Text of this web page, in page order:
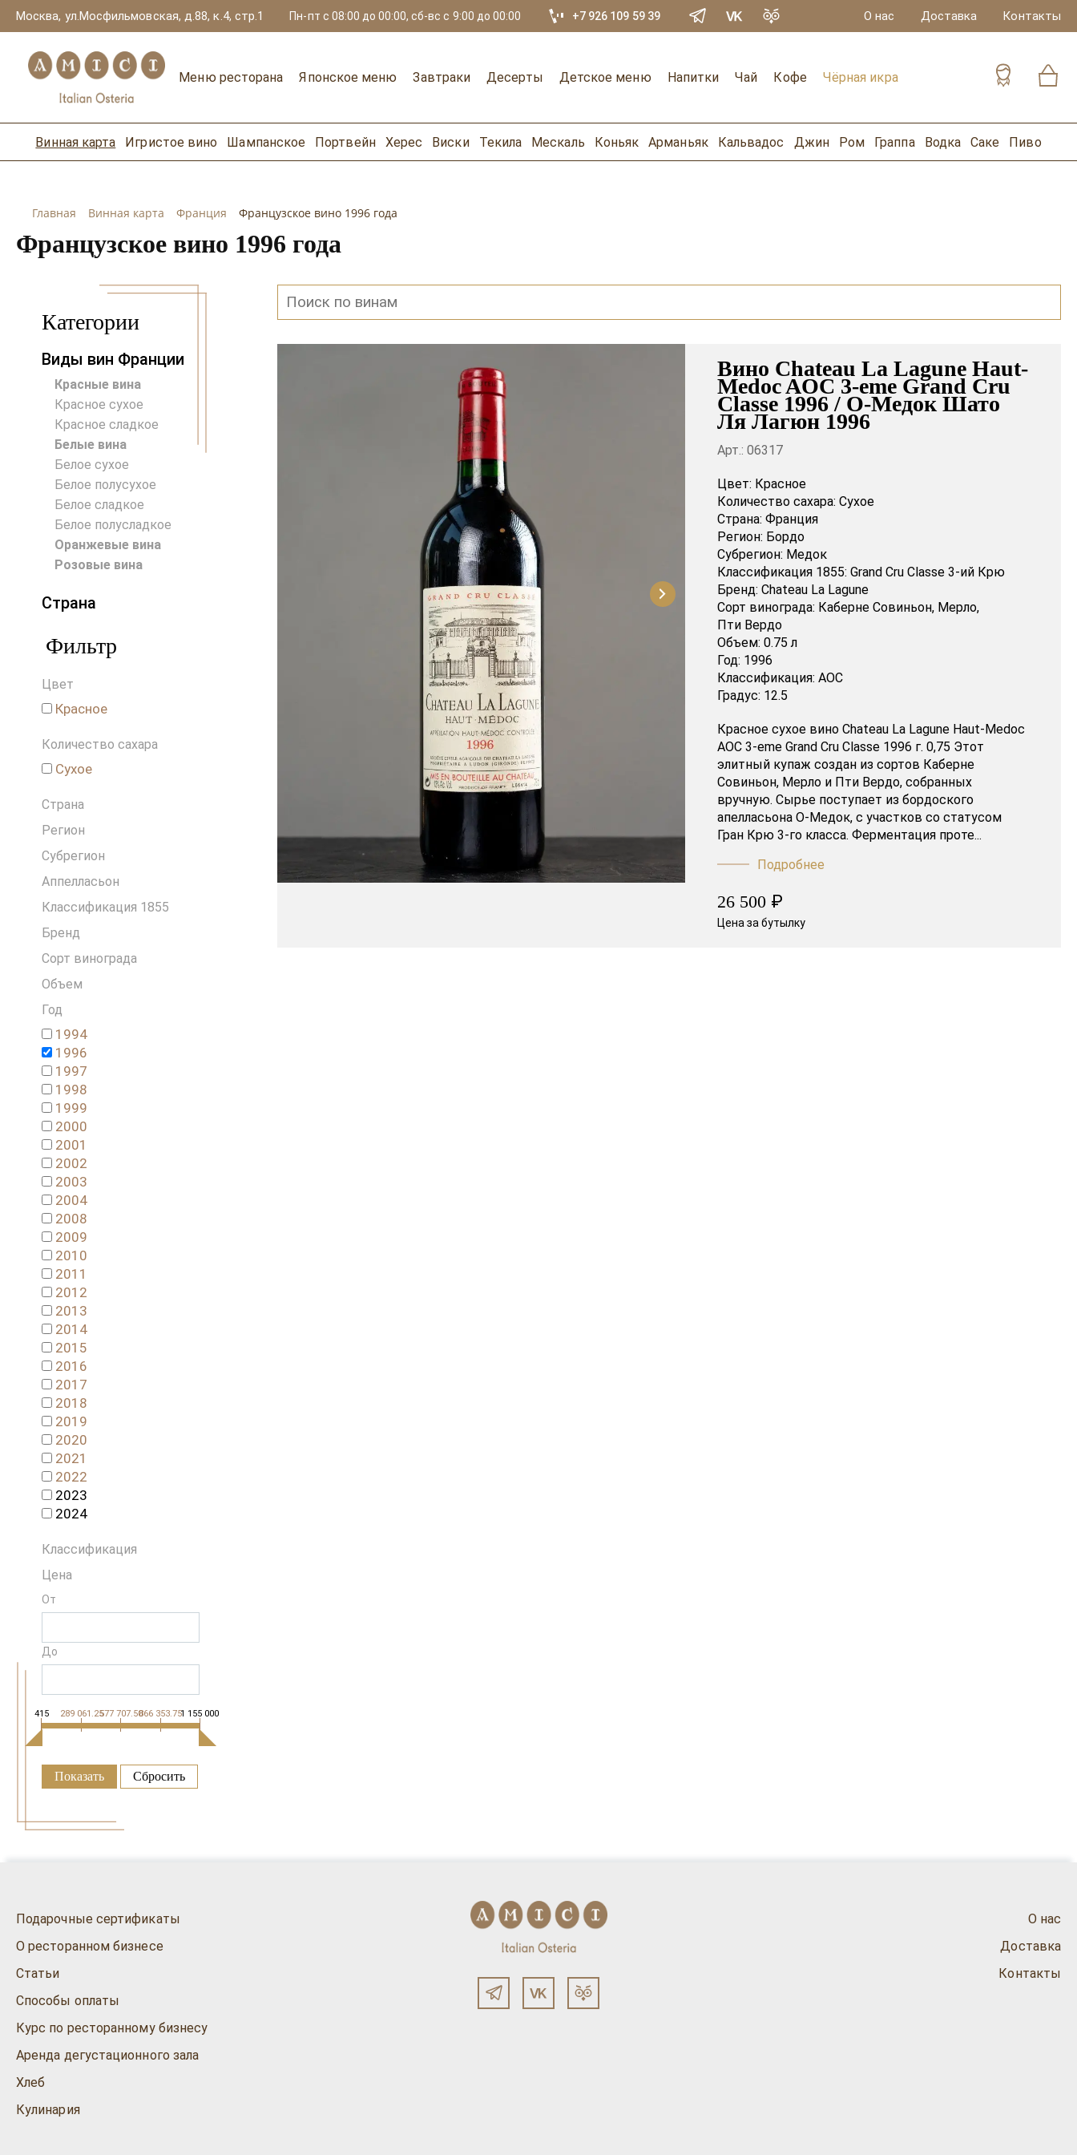
Москва, ул.Мосфильмовская, д.88, к.4, стр.1 Пн-пт с 08:00 до 00:00, сб-вс с 9:00 до 00:00 +7 926 109 59 39 О нас Доставка Контакты
Меню ресторана Японское меню Завтраки Десерты Детское меню Напитки Чай Кофе Чёрная икра
Винная карта Игристое вино Шампанское Портвейн Херес Виски Текила Мескаль Коньяк Арманьяк Кальвадос Джин Ром Граппа Водка Саке Пиво
Главная Винная карта Франция Французское вино 1996 года
Французское вино 1996 года
Категории
Виды вин Франции
Красные вина
Красное сухое
Красное сладкое
Белые вина
Белое сухое
Белое полусухое
Белое сладкое
Белое полусладкое
Оранжевые вина
Розовые вина
Страна
Австрия
Венгрия
Германия
Грузия
Израиль
Италия
Ливан
Новая Зеландия
Россия
Словения
США
Чехия
Чили
ЮАР
Фильтр
Цвет
Красное
Количество сахара
Сухое
Страна
Регион
Субрегион
Аппелласьон
Классификация 1855
Бренд
Сорт винограда
Объем
Год
1994
1996
1997
1998
1999
2000
2001
2002
2003
2004
2008
2009
2010
2011
2012
2013
2014
2015
2016
2017
2018
2019
2020
2021
2022
2023
2024
Классификация
Цена
От
До
415 289 061.25577 707.50866 353.751 155 000
Вино Chateau La Lagune Haut-
Medoc AOC 3-eme Grand Cru
Classe 1996 / О-Медок Шато
Ля Лагюн 1996
Арт.: 06317
Цвет: Красное
Количество сахара: Сухое
Страна: Франция
Регион: Бордо
Субрегион: Медок
Классификация 1855: Grand Cru Classe 3-ий Крю
Бренд: Chateau La Lagune
Сорт винограда: Каберне Совиньон, Мерло,
Пти Вердо
Объем: 0.75 л
Год: 1996
Классификация: AOC
Градус: 12.5
Красное сухое вино Chateau La Lagune Haut-Medoc
AOC 3-eme Grand Cru Classe 1996 г. 0,75 Этот
элитный купаж создан из сортов Каберне
Совиньон, Мерло и Пти Вердо, собранных
вручную. Сырье поступает из бордоского
апелласьона О-Медок, с участков со статусом
Гран Крю 3-го класса. Ферментация проте...
Подробнее
26 500 ₽
Цена за бутылку
Подарочные сертификаты
О ресторанном бизнесе
Статьи
Способы оплаты
Курс по ресторанному бизнесу
Аренда дегустационного зала
Хлеб
Кулинария
О нас
Доставка
Контакты